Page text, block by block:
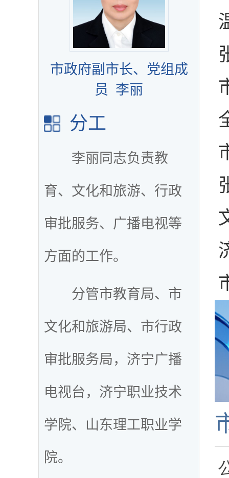
市政府副市长、党组成
员 李丽
分工
李丽同志负责教
育、文化和旅游、行政
审批服务、广播电视等
方面的工作。
分管市教育局、市
文化和旅游局、市行政
审批服务局，济宁广播
电视台，济宁职业技术
学院、山东理工职业学
院。